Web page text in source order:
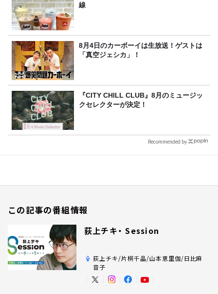
線
8月4日のカーボーイは生放送！ゲストは
「真空ジェシカ」！
『CITY CHILL CLUB』8月のミュージッ
クセレクターが決定！
Recommended by
この記事の番組情報
荻上チキ・ Session
荻上チキ/片桐千晶/山本恵里伽/日比麻
音子